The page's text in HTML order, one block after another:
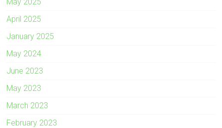
April 2025
January 2025
May 2024
June 2023
May 2023
March 2023
February 2023